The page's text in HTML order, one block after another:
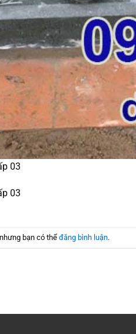
03
03
bạn có thể đăng bình luận.